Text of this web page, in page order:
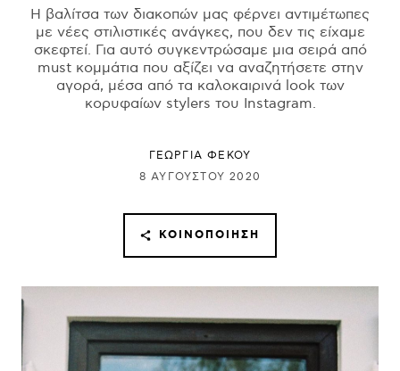
Η βαλίτσα των διακοπών μας φέρνει αντιμέτωπες
με νέες στιλιστικές ανάγκες, που δεν τις είχαμε
σκεφτεί. Για αυτό συγκεντρώσαμε μια σειρά από
must κομμάτια που αξίζει να αναζητήσετε στην
αγορά, μέσα από τα καλοκαιρινά look των
κορυφαίων stylers του Instagram.
ΓΕΩΡΓΙΑ ΦΕΚΟΥ
8 ΑΥΓΟΎΣΤΟΥ 2020
ΚΟΙΝΟΠΟΊΗΣΗ